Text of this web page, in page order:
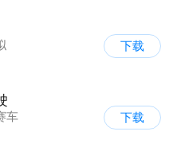
下载
车
下载